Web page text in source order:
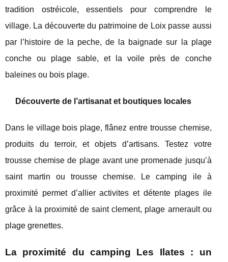
tradition ostréicole, essentiels pour comprendre le
village. La découverte du patrimoine de Loix passe aussi
par l’histoire de la peche, de la baignade sur la plage
conche ou plage sable, et la voile près de conche
baleines ou bois plage.
Découverte de l’artisanat et boutiques locales
Dans le village bois plage, flânez entre trousse chemise,
produits du terroir, et objets d’artisans. Testez votre
trousse chemise de plage avant une promenade jusqu’à
saint martin ou trousse chemise. Le camping ile à
proximité permet d’allier activites et détente plages ile
grâce à la proximité de saint clement, plage arnerault ou
plage grenettes.
La proximité du camping Les Ilates : un